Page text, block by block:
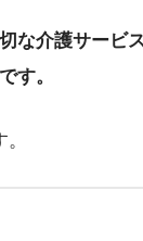
な介護サービ
す。